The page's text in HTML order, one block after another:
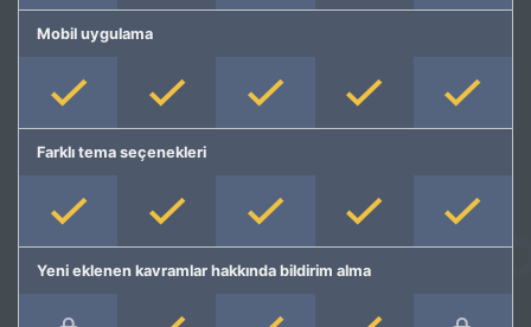
Mobil uygulama
Farklı tema seçenekleri
Yeni eklenen kavramlar hakkında bildirim alma